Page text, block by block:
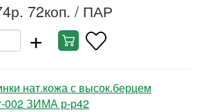
72коп. / ПАР
+
нат.кожа с высок.берцем
002 ЗИМА р-р42